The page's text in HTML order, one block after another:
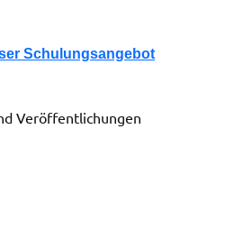
Schulungsangebot
Veröffentlichungen